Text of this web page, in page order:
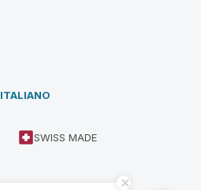
ITALIANO
SWISS MADE